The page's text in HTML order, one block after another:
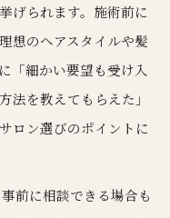
げられます。施術前に
想のヘアスタイルや髪
「細かい要望も受け入
法を教えてもらえた」
ロン選びのポイントに
前に相談できる場合も